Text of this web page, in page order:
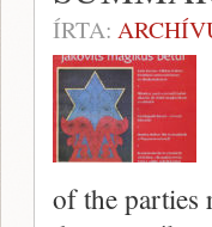
ÍRTA:
of the parties